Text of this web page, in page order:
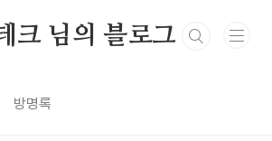
크 님의 블로그
방명록